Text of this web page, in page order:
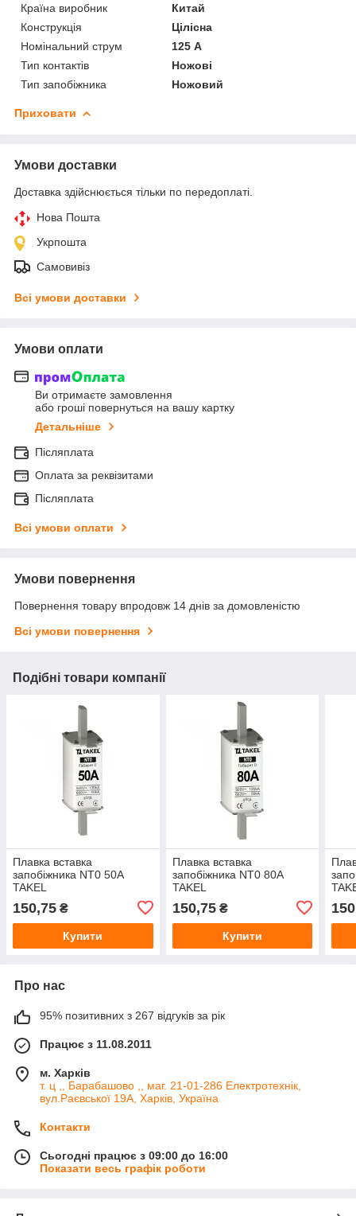
Країна виробник
Китай
Конструкція
Цілісна
Номінальний струм
125 А
Тип контактів
Ножові
Тип запобіжника
Ножовий
Приховати
Умови доставки
Доставка здійснюється тільки по передоплаті.
Нова Пошта
Укрпошта
Самовивіз
Всі умови доставки
Умови оплати
Ви отримаєте замовлення
або гроші повернуться на вашу картку
Детальніше
Післяплата
Оплата за реквізитами
Післяплата
Всі умови оплати
Умови повернення
Повернення товару впродовж 14 днів за домовленістю
Всі умови повернення
Подібні товари компанії
Плавка вставка
запобіжника NT0 50А
TAKEL
150,75 ₴
Купити
Плавка вставка
запобіжника NT0 80А
TAKEL
150,75₴
Купити
Про нас
95% позитивних з 267 відгуків за рік
Працює з 11.08.2011
м. Харків
т. ц ,, Барабашово ,, маг. 21-01-286 Електротехнік,
вул.Раєвської 19А, Харків, Україна
Контакти
Сьогодні працює з 09:00 до 16:00
Показати весь графік роботи